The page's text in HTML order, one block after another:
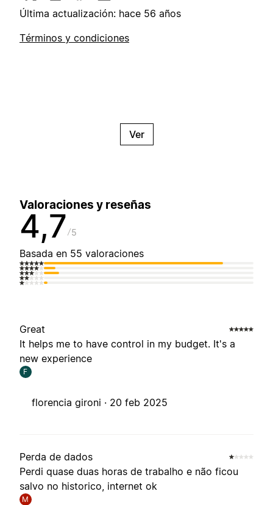
Última actualización: hace 56 años
Términos y condiciones
Ver
Valoraciones y reseñas
4,7 5
Basada en 55 valoraciones
Great
It helps me to have control in my budget. It's a
new experience
F
florencia gironi · 20 feb 2025
Perda de dados
Perdi quase duas horas de trabalho e não ficou
salvo no historico, internet ok
M